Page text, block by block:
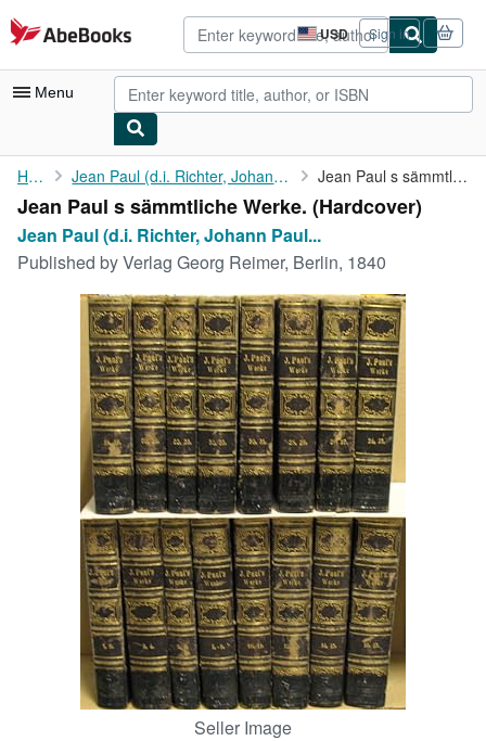
Skip to main content
AbeBooks.com USD
Site
shopping
preferences
Sign in
Menu
My Account
My Purchases
Advanced Search
Rare Books
Art & Collectibles
Textbooks
Start Selling
CLOSE
Home Jean Paul (d.i. Richter, Johann Paul Friedrich) Jean Paul s sämmtliche Werke.
Jean Paul s sämmtliche Werke. (Hardcover)
Jean Paul (d.i. Richter, Johann Paul...
Published byVerlag Georg Reimer, Berlin, 1840
Seller Image